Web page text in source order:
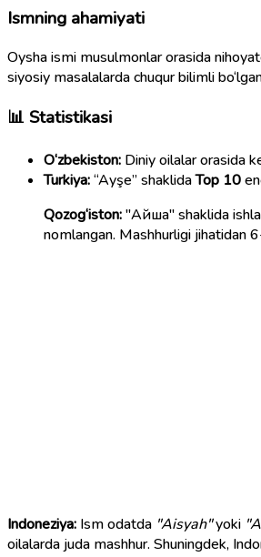
Ismning ahamiyati
Oysha ismi musulmonlar orasida
siyosiy masalalarda chuqur bilimli
📊 Statistikasi
O‘zbekiston: Diniy oilalar orasida
Turkiya:“Ayşe” shaklidaTop 10
Qozog‘iston:"Айша" shaklida
nomlangan. Mashhurligi jihatidan
Indoneziya: Ism odatda "Aisyah"yoki
oilalarda juda mashhur. Shuningdek,